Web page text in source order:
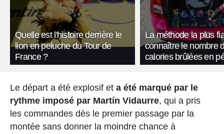
Quelle est l'histoire derrière le
lion en peluche du Tour de
France ?
La méthode la plus
connaître le nombre
calories brûlées en
Le départ a été explosif et a été marqué par le
rythme imposé par Martín Vidaurre, qui a pris
les commandes dès le premier passage par la
montée sans donner la moindre chance à